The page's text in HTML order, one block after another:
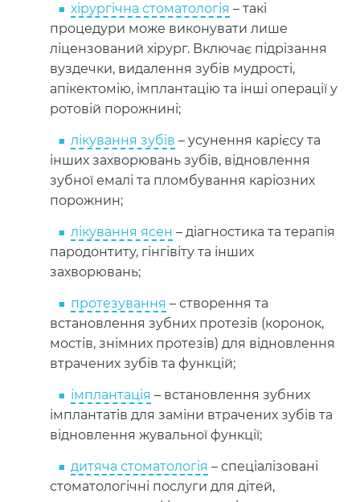
хірургічна стоматологія – такі
процедури може виконувати лише
ліцензований хірург. Включає підрізання
вуздечки, видалення зубів мудрості,
апікектомію, імплантацію та інші операції у
ротовій порожнині;
лікування зубів – усунення карієсу та
інших захворювань зубів, відновлення
зубної емалі та пломбування каріозних
порожнин;
лікування ясен – діагностика та терапія
пародонтиту, гінгівіту та інших
захворювань;
протезування – створення та
встановлення зубних протезів (коронок,
мостів, знімних протезів) для відновлення
втрачених зубів та функцій;
імплантація – встановлення зубних
імплантатів для заміни втрачених зубів та
відновлення жувальної функції;
дитяча стоматологія – спеціалізовані
стоматологічні послуги для дітей,